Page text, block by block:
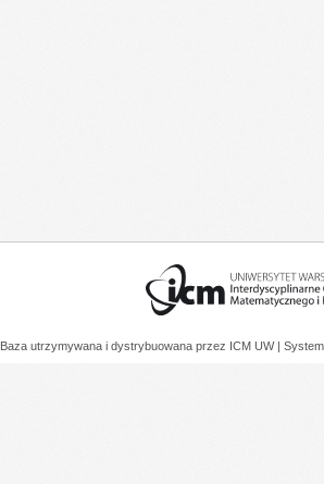
Baza utrzymywana i dystrybuowana przez ICM UW |